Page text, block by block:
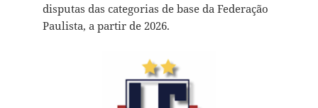
disputas das categorias de base da Federação
Paulista, a partir de 2026.